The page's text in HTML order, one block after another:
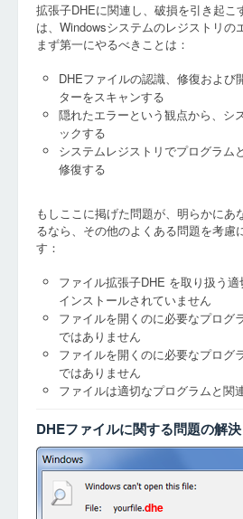
拡張子DHEに関連し、破損を引き起こ
は、Windowsシステムのレジストリの
まず第一にやるべきことは：
DHEファイルの認識、修復および
ターをスキャンする
隠れたエラーという観点から、シ
ックする
システムレジストリでプログラム
修復する
もしここに掲げた問題が、明らかにあ
るなら、その他のよくある問題を考慮
す：
ファイル拡張子DHE を取り扱う
インストールされていません
ファイルを開くのに必要なプログ
ではありません
ファイルを開くのに必要なプログ
ではありません
ファイルは適切なプログラムと関
DHEファイルに関する問題の解決
dhe